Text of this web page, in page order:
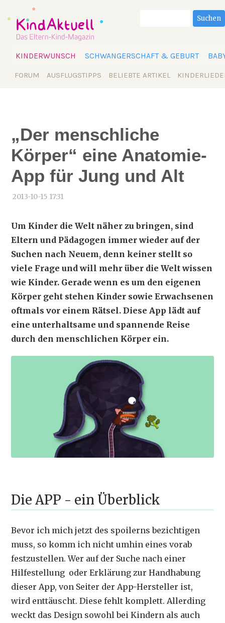
überspringen
KINDERWUNSCH SCHWANGERSCHAFT & GEBURT
Navigation
FORUM AUSFLUGSTIPPS BELIEBTE ARTIKEL
Suchen
„Der menschliche
Körper“ eine Anatomie-
App für Jung und Alt
2013-10-15 17:31
Um Kinder die Welt näher zu bringen, sind
Eltern und Pädagogen immer wieder auf der
Suchen nach Neuem, denn keiner stellt so
viele Frage und will mehr über die Welt wissen
wie Kinder. Gerade wenn es um den eigenen
Körper geht stehen Kinder sowie Erwachsenen
oftmals vor einem Rätsel. Diese App lädt auf
eine unterhaltsame und spannende Reise
durch den menschlichen Körper ein.
Die APP - ein Überblick
Bevor ich mich jetzt des spoilerns bezichtigen
muss, so komm ich nicht umhin eines vorab
festzustellen. Wer auf der Suche nach einer
Hilfestellung oder Erklärung zur Handhabung
dieser App, von Seiter der App-Hersteller ist,
wird enttäuscht. Diese fehlt komplett. Allerding
weckt das Design sowohl bei Kindern als auch